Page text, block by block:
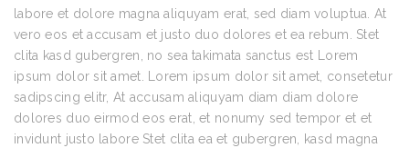
labore et dolore magna aliquyam erat, sed diam voluptua. At
vero eos et accusam et justo duo dolores et ea rebum. Stet
clita kasd gubergren, no sea takimata sanctus est Lorem
ipsum dolor sit amet. Lorem ipsum dolor sit amet, consetetur
sadipscing elitr, At accusam aliquyam diam diam dolore
dolores duo eirmod eos erat, et nonumy sed tempor et et
invidunt justo labore Stet clita ea et gubergren, kasd magna